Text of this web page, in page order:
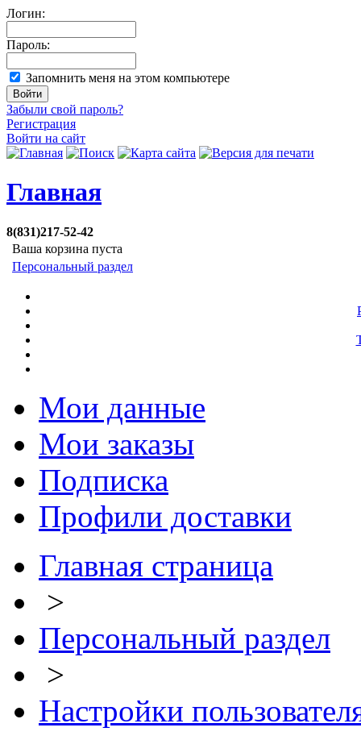
Логин:
Пароль:
Запомнить меня на этом компьютере
Забыли свой пароль?
Регистрация
Войти на сайт
Главная
8(831)217-52-42
Ваша корзина пуста
Персональный раздел
Мои данные
Мои заказы
Подписка
Профили доставки
Главная страница
>
Персональный раздел
>
Настройки